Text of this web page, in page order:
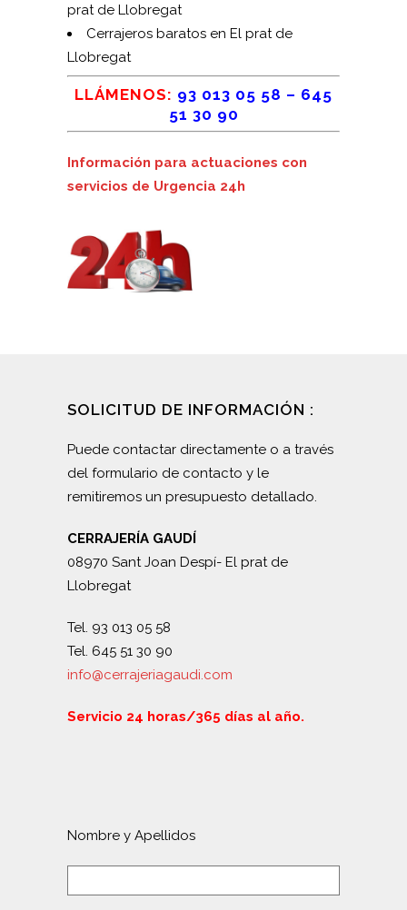
prat de Llobregat
Cerrajeros baratos en El prat de
Llobregat
LLÁMENOS: 93 013 05 58 – 645
51 30 90
Información para actuaciones con
servicios de Urgencia 24h
SOLICITUD DE INFORMACIÓN :
Puede contactar directamente o a través
del formulario de contacto y le
remitiremos un presupuesto detallado.
CERRAJERÍA GAUDÍ
08970 Sant Joan Despí- El prat de
Llobregat
Tel. 93 013 05 58
Tel. 645 51 30 90
info@cerrajeriagaudi.com
Servicio 24 horas/365 días al año.
Nombre y Apellidos